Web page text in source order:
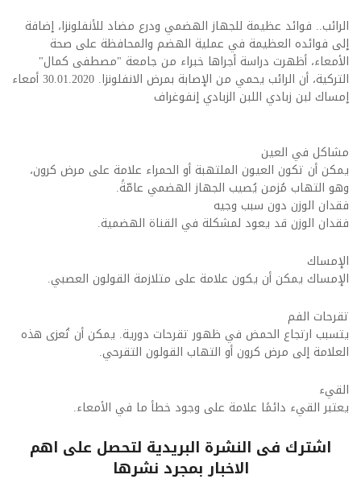
الرائب.. فوائد عظيمة للجهاز الهضمي ودرع مضاد للأنفلونزا، إضافة
إلى فوائده العظيمة في عملية الهضم والمحافظة على صحة
الأمعاء، أظهرت دراسة أجراها خبراء من جامعة "مصطفى كمال"
التركية، أن الرائب يحمي من الإصابة بمرض الانفلونزا. 30.01.2020 أمعاء
إمساك لبن زبادي اللبن الزبادي إنفوغراف
مشاكل في العين
يمكن أن تكون العيون الملتهبة أو الحمراء علامة على مرض كرون،
وهو التهاب مُزمن يُصيب الجهاز الهضمي عامّةً.
فقدان الوزن دون سبب وجيه
فقدان الوزن قد يعود لمشكلة في القناة الهضمية.
الإمساك
الإمساك يمكن أن يكون علامة على متلازمة القولون العصبي.
تقرحات الفم
يتسبب ارتجاع الحمض في ظهور تقرحات دورية. يمكن أن تُعزى هذه
العلامة إلى مرض كرون أو التهاب القولون التقرحي.
القيء
يعتبر القيء دائمًا علامة على وجود خطأ ما في الأمعاء.
اشترك فى النشرة البريدية لتحصل على اهم
الاخبار بمجرد نشرها